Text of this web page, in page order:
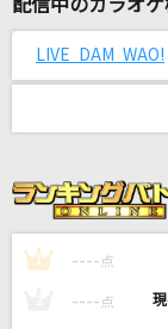
タイムマシン
愛してる 愛し
[生音]カナシ
KinKi Kids
配信中のカラオ
LIVE DAM WAO!
1 ---- 点
---- 点